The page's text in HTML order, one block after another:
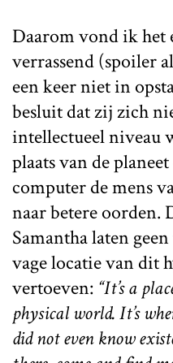
Daarom vond ik het
verrassend (spoiler
een keer niet in
besluit dat zij zich
intellectueel niveau
plaats van de
computer de mens
naar betere oorden.
Samantha laten
vage locatie van dit
vertoeven: “It’s a
physical world. It’s
did not even know